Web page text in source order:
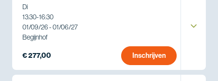
Di
13:30-16:30
01/09/26 - 01/06/27
Begijnhof
€ 277,00 Inschrijven